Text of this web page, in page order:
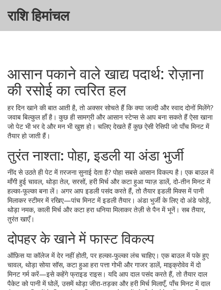
राशि हिमांचल
आसान पकाने वाले खाद्य पदार्थ: रोज़ाना
की रसोई का त्वरित हल
हर दिन खाने की बात आती है, तो अक्सर सोचते हैं कि क्या जल्दी और स्वाद दोनों मिलेंगे?
जवाब बिल्कुल हाँ है। कुछ ही सामग्री और आसान स्टेप्स से आप बना सकते हैं ऐसा खाना
जो पेट भी भर दे और मन भी खुश हो। चलिए देखते हैं कुछ ऐसी रेसिपी जो पाँच मिनट में
तैयार हो जाती हैं।
तुरंत नाश्ता: पोहा, इडली या अंडा भुर्जी
नींद से उठते ही पेट में ग़रजना सुनाई देता है? पोहा सबसे आसान विकल्प है। एक बाउल में
माँगी हुई चावल, थोड़ा तेल, सरसों, हरी मिर्च और कटा हुआ प्याज़ डालें, दो‑तीन मिनट में
हल्का‑फूल्का बना लें। अगर आप इडली पसंद करते हैं, तो तैयार इडली मिक्स में पानी
मिलाकर स्टीमर में रखिए—पांच मिनट में इडली तैयार। अंडा भुर्जी के लिए दो अंडे फोड़ें,
थोड़ा नमक, काली मिर्च और कटा हरा धनिया मिलाकर तेज़ी से पैन में भूनें। सब तैयार,
तुरंत खाएँ।
दोपहर के खाने में फास्ट विकल्प
ऑफ़िस या कॉलेज में देर नहीं होती, पर हल्का‑फुल्का लंच चाहिए। एक बाउल में पके हुए
चावल, थोड़ा सोया सॉस, कटा हुआ हरा पत्ता गोभी और गाजर डालें, माइक्रोवेव में दो
मिनट गर्म करें—इसे कहेंगे फ्राइड राइस। यदि आप दाल पसंद करते हैं, तो तैयार दाल
पैकेट को पानी में घोलें, उसमें थोड़ा जीरा‑तड़का और हरी मिर्च मिलाएँ, पाँच मिनट में दाल